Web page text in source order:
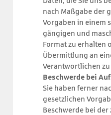
nach Maßgabe der
Vorgaben in einem
gängigen und
Format zu erhalten
Übermittlung an
Verantwortlichen
Beschwerde bei
Sie haben ferner
gesetzlichen
Beschwerde bei